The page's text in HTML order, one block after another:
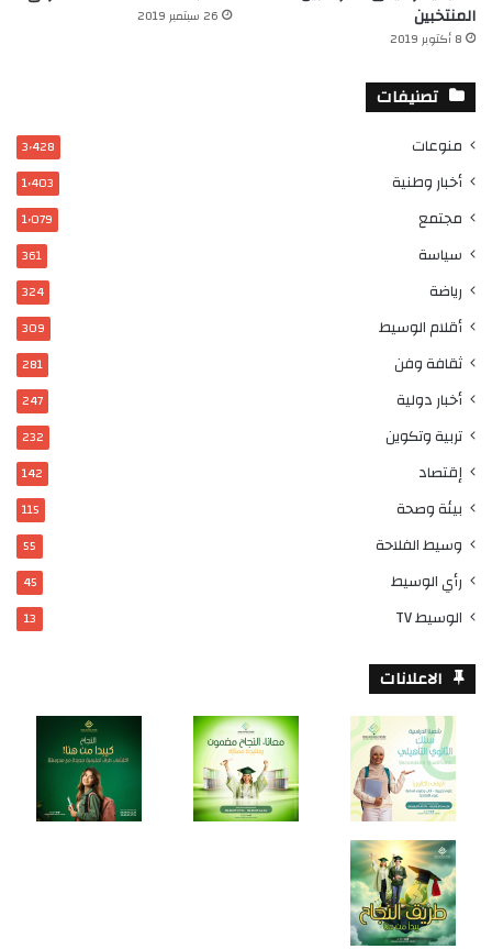
المنتخبين
8 أكتوبر 2019
26 سبتمبر 2019
تصنيفات
منوعات 3٬428
أخبار وطنية 1٬403
مجتمع 1٬079
سياسة 361
رياضة 324
أقلام الوسيط 309
ثقافة وفن 281
أخبار دولية 247
تربية وتكوين 232
إقتصاد 142
بيئة وصحة 115
وسيط الفلاحة 55
رأي الوسيط 45
الوسيط TV 13
الاعلانات